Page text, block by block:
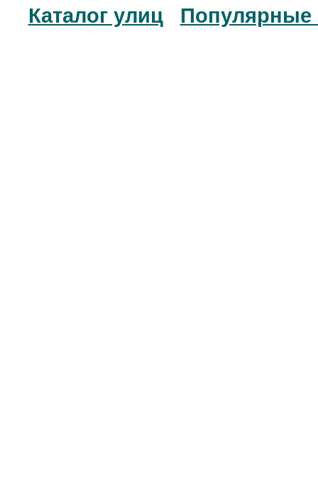
Каталог улиц Популярные